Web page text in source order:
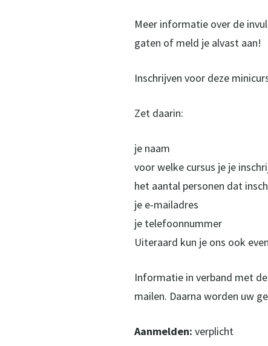
Meer informatie over de
gaten of meld je alvast aan!
Inschrijven voor deze
Zet daarin:
je naam
voor welke cursus je je
het aantal personen dat
je e-mailadres
je telefoonnummer
Uiteraard kun je ons ook
Informatie in verband met
mailen. Daarna worden uw
Aanmelden: verplicht